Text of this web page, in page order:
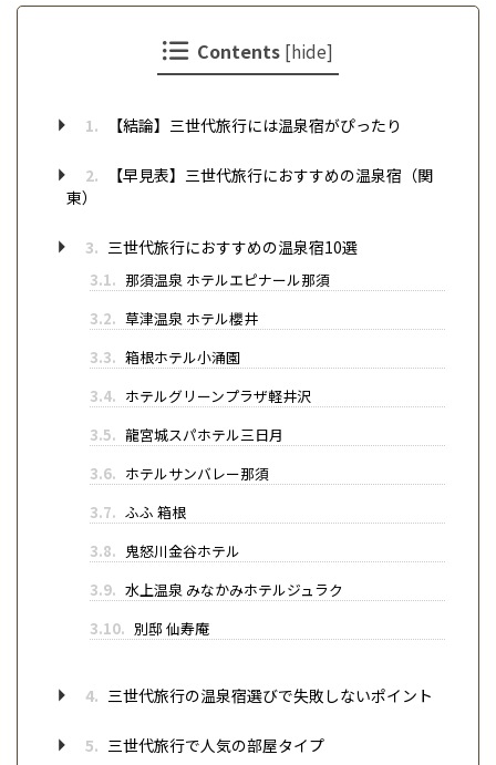
Contents [hide]
1. 【結論】三世代旅行には温泉宿がぴったり
2.
【早見表】三世代旅行におすすめの温泉宿（関
東）
3. 三世代旅行におすすめの温泉宿10選
3.1. 那須温泉 ホテルエピナール那須
3.2. 草津温泉 ホテル櫻井
3.3. 箱根ホテル小涌園
3.4. ホテルグリーンプラザ軽井沢
3.5. 龍宮城スパホテル三日月
3.6. ホテルサンバレー那須
3.7. ふふ 箱根
3.8. 鬼怒川金谷ホテル
3.9. 水上温泉 みなかみホテルジュラク
3.10. 別邸 仙寿庵
4. 三世代旅行の温泉宿選びで失敗しないポイント
5. 三世代旅行で人気の部屋タイプ